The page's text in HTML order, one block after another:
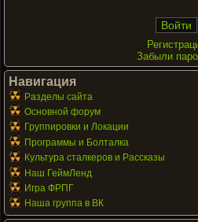
Забыли
Навигация
Разделы сайта
Основной форум
Группировки и Локации
Программы и Болталка
Культура сталкеров и Рассказы
Наш ГеймЛенд
Игра ФРПГ
Наша группа в ВК